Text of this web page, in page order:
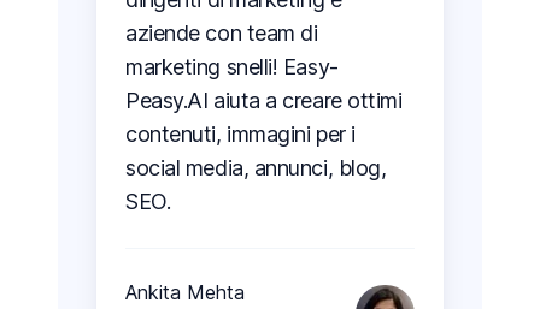
aziende con team di
marketing snelli! Easy-
Peasy.AI aiuta a creare ottimi
contenuti, immagini per i
social media, annunci, blog,
SEO.
Ankita Mehta